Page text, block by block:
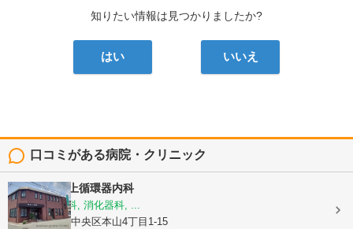
知りたい情報は見つかりましたか?
はい いいえ
口コミがある病院・クリニック
医療法人村上循環器内科
内科, 呼吸器科, 消化器科, ...
熊本県熊本市中央区本山4丁目1-15